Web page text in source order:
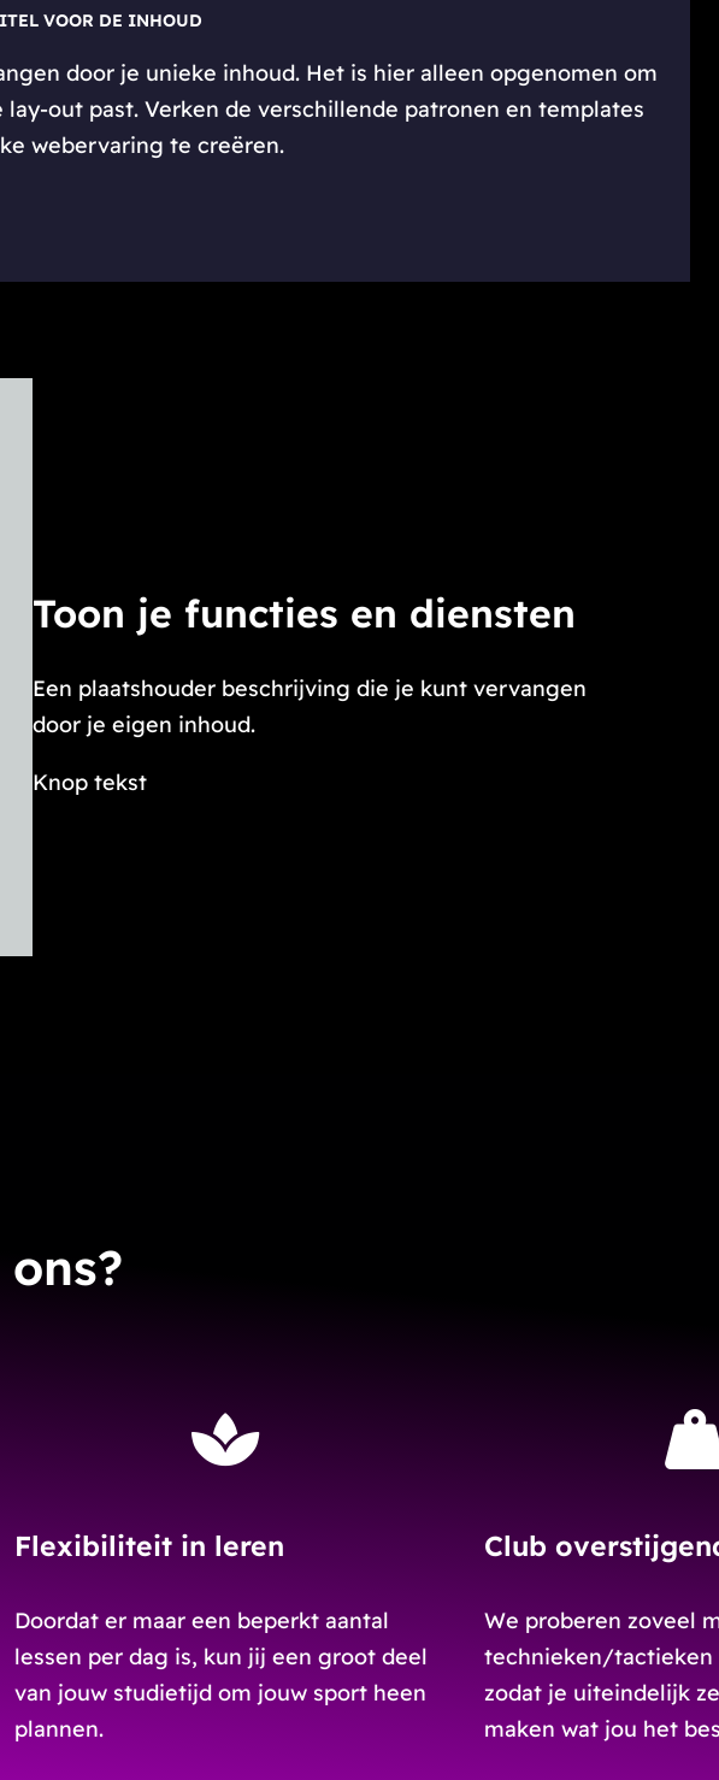
VOOR DE INHOUD
door je unieke inhoud. Het is hier alleen opgenomen om
out past. Verken de verschillende patronen en templates
webervaring te creëren.
Toon je functies en diensten
Een plaatshouder beschrijving die je kunt vervangen
door je eigen inhoud.
Knop tekst
Flexibiliteit in leren
Doordat er maar een beperkt aantal
lessen per dag is, kun jij een groot deel
van jouw studietijd om jouw sport heen
plannen.
Club
We proberen zoveel
technieken/tactieken
zodat je uiteindelijk
maken wat jou het